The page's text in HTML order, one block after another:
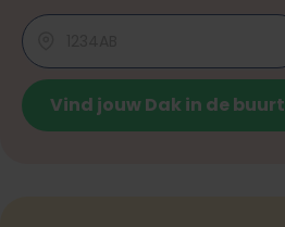
Vind jouw Dak in de buurt